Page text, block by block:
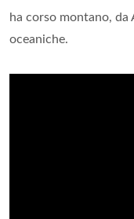
ha corso montano, da
oceaniche.